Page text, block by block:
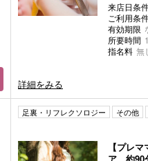
来店日条
ご利用条
有効期限
所要時間
指名料 無
詳細をみる
足裏・リフレクソロジー その他
【プレ